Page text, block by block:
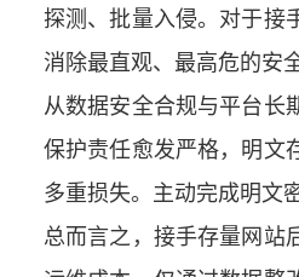
探测、批量入侵。对于接
消除最直观、最高危的安
从数据安全合规与平台长
保护责任愈发严格，明文
多重损失。主动完成明文
总而言之，接手存量网站